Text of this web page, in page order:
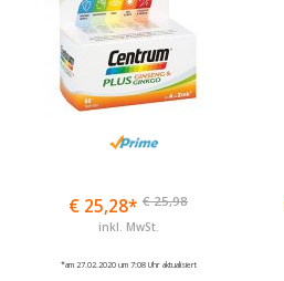
€ 25,28* € 25,98
inkl. MwSt.
*am 27.02.2020 um 7:08 Uhr aktualisiert